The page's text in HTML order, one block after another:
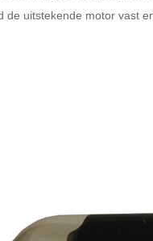
de uitstekende motor vast